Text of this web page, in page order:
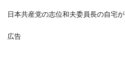
日本共産党の志位和夫委員長の自宅が
広告